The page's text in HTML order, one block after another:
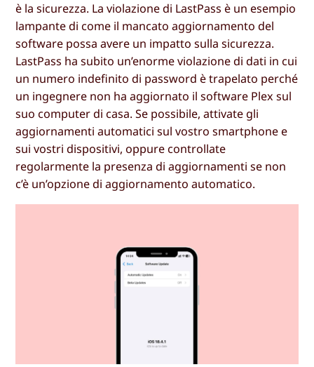
è la sicurezza. La violazione di LastPass è un esempio
lampante di come il mancato aggiornamento del
software possa avere un impatto sulla sicurezza.
LastPass ha subito un’enorme violazione di dati in cui
un numero indefinito di password è trapelato perché
un ingegnere non ha aggiornato il software Plex sul
suo computer di casa. Se possibile, attivate gli
aggiornamenti automatici sul vostro smartphone e
sui vostri dispositivi, oppure controllate
regolarmente la presenza di aggiornamenti se non
c’è un’opzione di aggiornamento automatico.